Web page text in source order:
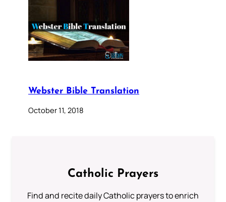
Webster Bible Translation
October 11, 2018
Catholic Prayers
Find and recite daily Catholic prayers to enrich